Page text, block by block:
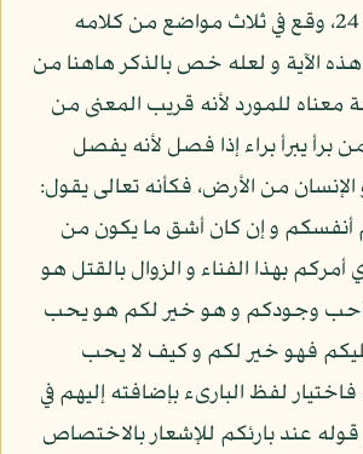
الحسنى»: الحشر - 24، وقع في ثلاث مواضع من كلامه
هذه الآية و لعله خص بالذكر هاهنا من
معناه للمورد لأنه قريب المعنى من
برأ يبرأ براء إذا فصل لأنه يفصل
من الأرض، فكأنه تعالى يقول:
أنفسكم و إن كان أشق ما يكون من
أمركم بهذا الفناء و الزوال بالقتل هو
أحب وجودكم و هو خير لكم هو يحب
فهو خير لكم و كيف لا يحب
لفظ البارىء بإضافته إليهم في
قوله عند بارئكم للإشعار بالاختصاص